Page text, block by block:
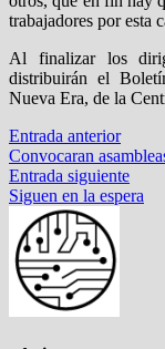
trabajadores por esta
Al finalizar los
distribuirán el
Nueva Era, de la
Navegación
de
entradas
Entrada anteriorEntrada
Convocaran
Entrada siguiente
Siguen en la espera